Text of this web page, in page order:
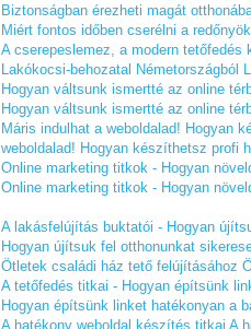
Biztonságban érezheti magát
Miért fontos időben cserélni a
A cserepeslemez, a modern tetőfedés
Lakókocsi-behozatal Németországból
Hogyan váltsunk ismertté az online
Hogyan váltsunk ismertté az online
Máris indulhat a weboldalad! Hogyan
weboldalad! Hogyan készíthetsz profi
Online marketing titkok - Hogyan
Online marketing titkok - Hogyan
A lakásfelújítás buktatói - Hogyan
Hogyan újítsuk fel otthonunkat
Ötletek családi ház tető felújításához
A tetőfedés titkai - Hogyan építsünk
Hogyan építsünk linket hatékonyan a
A hatékony weboldal készítés titkai A